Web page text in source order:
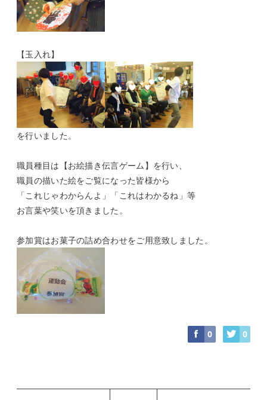
【玉入れ】
を行いました。
職員種目は【お絵描き伝言ゲーム】を行い、
職員の描いた絵をご覧になった皆様から
「これじゃわからんよ」「これはわかるね」等
お言葉や笑いを頂きました。
参加賞はお菓子の詰め合わせをご用意致しました。
0 0